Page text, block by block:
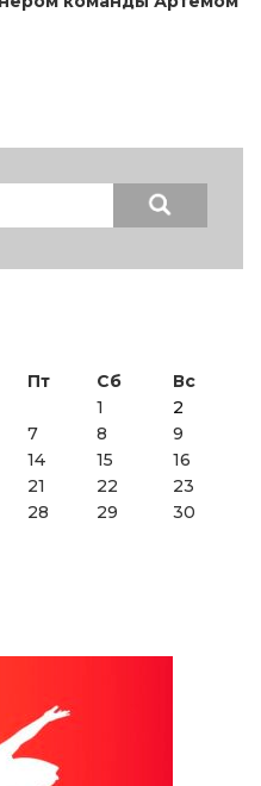
Пт Сб
Вс
1
2
7 8
9
14 15
16
21 22
23
28 29
30